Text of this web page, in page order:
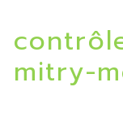
mitry-